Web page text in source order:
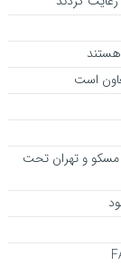
است
مسکو و تهران تحت